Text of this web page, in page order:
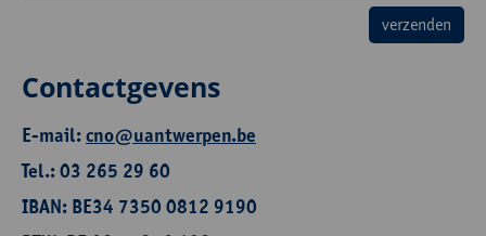
Contactgevens
E-mail:cno@uantwerpen.be
Tel.: 03 265 29 60
IBAN: BE34 7350 0812 9190